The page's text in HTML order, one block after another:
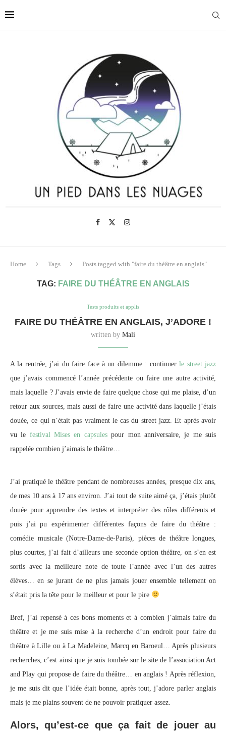
Home Tags Posts tagged with "faire du théâtre en anglais"
TAG: FAIRE DU THÉÂTRE EN ANGLAIS
Tests produits et applis
FAIRE DU THÉÂTRE EN ANGLAIS, J’ADORE !
written by Mali
A la rentrée, j’ai du faire face à un dilemme : continuerle street jazz
que j’avais commencé l’année précédente ou faire une autre activité,
mais laquelle ? J’avais envie de faire quelque chose qui me plaise, d’un
retour aux sources, mais aussi de faire une activité dans laquelle j’étais
douée, ce qui n’était pas vraiment le cas du street jazz. Et après avoir
vu le festival Mises en capsulespour mon anniversaire, je me suis
rappelée combien j’aimais le théâtre…
J’ai pratiqué le théâtre pendant de nombreuses années, presque dix ans,
de mes 10 ans à 17 ans environ. J’ai tout de suite aimé ça, j’étais plutôt
douée pour apprendre des textes et interpréter des rôles différents et
puis j’ai pu expérimenter différentes façons de faire du théâtre :
comédie musicale (Notre-Dame-de-Paris), pièces de théâtre longues,
plus courtes, j’ai fait d’ailleurs une seconde option théâtre, on s’en est
sortis avec la meilleure note de toute l’année avec l’un des autres
élèves… en se jurant de ne plus jamais jouer ensemble tellement on
s’était pris la tête pour le meilleur et pour le pire
Bref, j’ai repensé à ces bons moments et à combien j’aimais faire du
théâtre et je me suis mise à la recherche d’un endroit pour faire du
théâtre à Lille ou à La Madeleine, Marcq en Baroeul… Après plusieurs
recherches, c’est ainsi que je suis tombée sur le site de l’association Act
and Play qui propose de faire du théâtre… en anglais ! Après réflexion,
je me suis dit que l’idée était bonne, après tout, j’adore parler anglais
mais je me plains souvent de ne pouvoir pratiquer assez.
Alors, qu’est-ce que ça fait de jouer au